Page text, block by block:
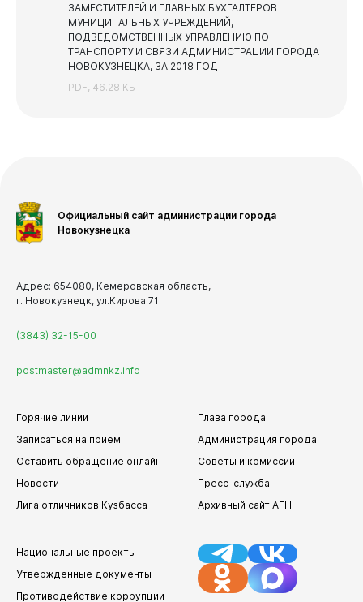
ЗАМЕСТИТЕЛЕЙ И ГЛАВНЫХ БУХГАЛТЕРОВ
МУНИЦИПАЛЬНЫХ УЧРЕЖДЕНИЙ,
ПОДВЕДОМСТВЕННЫХ УПРАВЛЕНИЮ ПО
ТРАНСПОРТУ И СВЯЗИ АДМИНИСТРАЦИИ ГОРОДА
НОВОКУЗНЕЦКА, ЗА 2018 ГОД
PDF, 46.28 КБ
Официальный сайт администрации города
Новокузнецка
Адрес: 654080, Кемеровская область,
г. Новокузнецк, ул.Кирова 71
(3843) 32-15-00
postmaster@admnkz.info
Горячие линии
Записаться на прием
Оставить обращение онлайн
Новости
Лига отличников Кузбасса
Глава города
Администрация города
Советы и комиссии
Пресс-служба
Архивный сайт АГН
Национальные проекты
Утвержденные документы
Противодействие коррупции